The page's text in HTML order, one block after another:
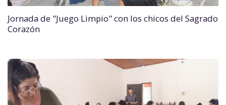
Jornada de "Juego Limpio" con los chicos del Sagrado
Corazón